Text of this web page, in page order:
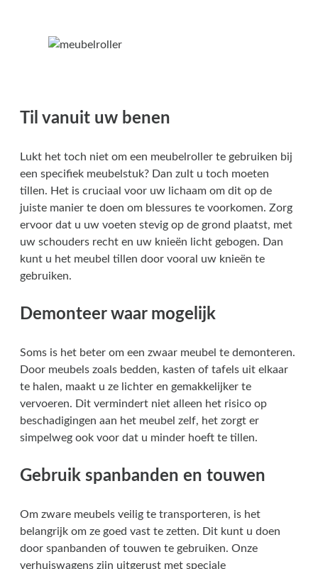
Til vanuit uw benen
Lukt het toch niet om een meubelroller te gebruiken bij
een specifiek meubelstuk? Dan zult u toch moeten
tillen. Het is cruciaal voor uw lichaam om dit op de
juiste manier te doen om blessures te voorkomen. Zorg
ervoor dat u uw voeten stevig op de grond plaatst, met
uw schouders recht en uw knieën licht gebogen. Dan
kunt u het meubel tillen door vooral uw knieën te
gebruiken.
Demonteer waar mogelijk
Soms is het beter om een zwaar meubel te demonteren.
Door meubels zoals bedden, kasten of tafels uit elkaar
te halen, maakt u ze lichter en gemakkelijker te
vervoeren. Dit vermindert niet alleen het risico op
beschadigingen aan het meubel zelf, het zorgt er
simpelweg ook voor dat u minder hoeft te tillen.
Gebruik spanbanden en touwen
Om zware meubels veilig te transporteren, is het
belangrijk om ze goed vast te zetten. Dit kunt u doen
door spanbanden of touwen te gebruiken. Onze
verhuiswagens zijn uitgerust met speciale